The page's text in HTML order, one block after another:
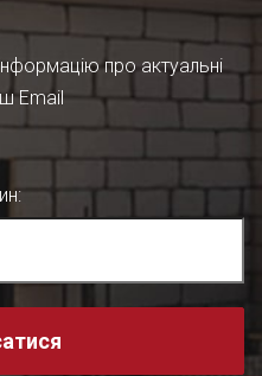
про актуальні
Email
: